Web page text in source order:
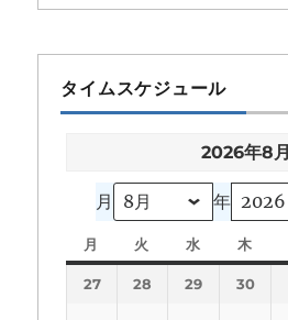
タイムスケジュール
2026年8月
月 年
月
曜
日
火
曜
日
水
曜
日
木
曜
日
27 28 29 30